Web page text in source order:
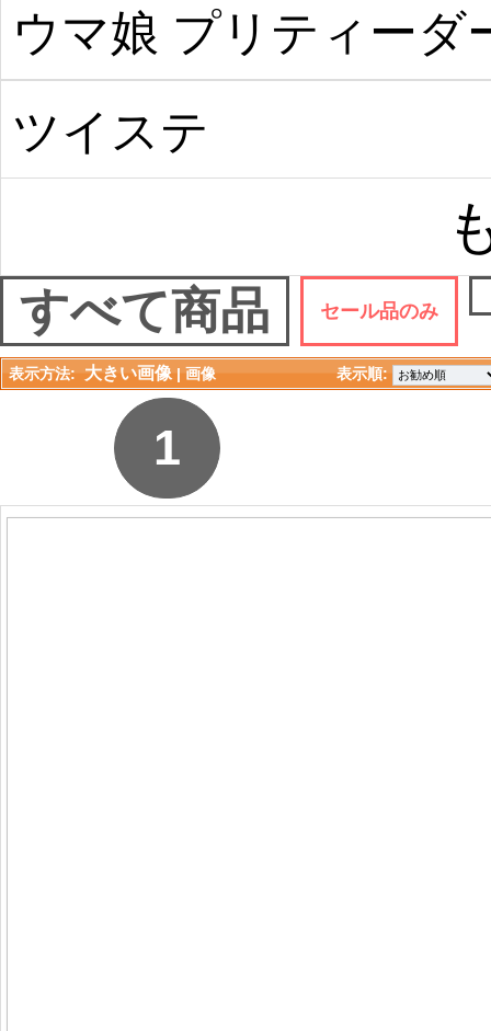
ウマ娘 プリティーダ
ビー
ツイステ
すべて商品 セール品のみ
表示方法: 大きい画像 | 画像 表示順:
1